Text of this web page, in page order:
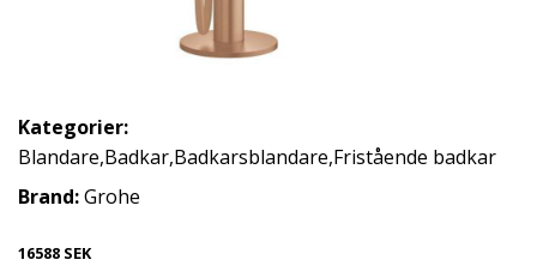
Kategorier:
Blandare,Badkar,Badkarsblandare,Fristående badkar
Brand:Grohe
16588 SEK